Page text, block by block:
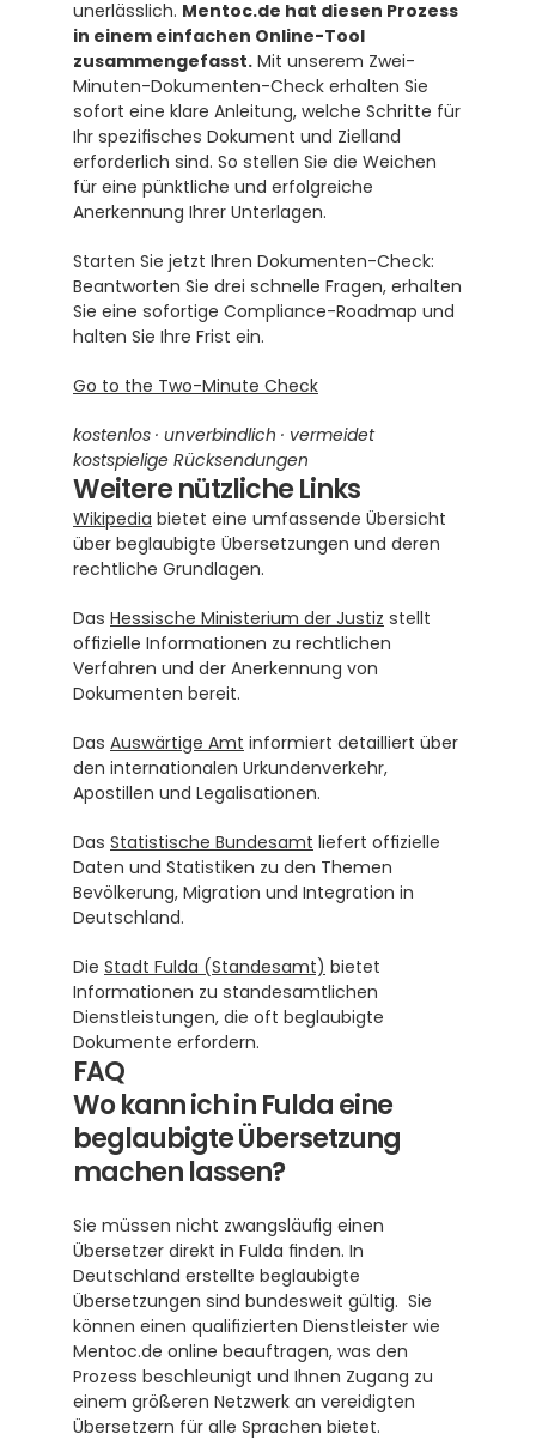
unerlässlich. Mentoc.de hat diesen Prozess
in einem einfachen Online-Tool
zusammengefasst. Mit unserem Zwei-
Minuten-Dokumenten-Check erhalten Sie
sofort eine klare Anleitung, welche Schritte für
Ihr spezifisches Dokument und Zielland
erforderlich sind. So stellen Sie die Weichen
für eine pünktliche und erfolgreiche
Anerkennung Ihrer Unterlagen.
Starten Sie jetzt Ihren Dokumenten-Check:
Beantworten Sie drei schnelle Fragen, erhalten
Sie eine sofortige Compliance-Roadmap und
halten Sie Ihre Frist ein.
Go to the Two-Minute Check
kostenlos · unverbindlich · vermeidet
kostspielige Rücksendungen
Weitere nützliche Links
Wikipedia bietet eine umfassende Übersicht
über beglaubigte Übersetzungen und deren
rechtliche Grundlagen.
Das Hessische Ministerium der Justiz stellt
offizielle Informationen zu rechtlichen
Verfahren und der Anerkennung von
Dokumenten bereit.
Das Auswärtige Amt informiert detailliert über
den internationalen Urkundenverkehr,
Apostillen und Legalisationen.
Das Statistische Bundesamt liefert offizielle
Daten und Statistiken zu den Themen
Bevölkerung, Migration und Integration in
Deutschland.
Die Stadt Fulda (Standesamt) bietet
Informationen zu standesamtlichen
Dienstleistungen, die oft beglaubigte
Dokumente erfordern.
FAQ
Wo kann ich in Fulda eine
beglaubigte Übersetzung
machen lassen?
Sie müssen nicht zwangsläufig einen
Übersetzer direkt in Fulda finden. In
Deutschland erstellte beglaubigte
Übersetzungen sind bundesweit gültig.  Sie
können einen qualifizierten Dienstleister wie
Mentoc.de online beauftragen, was den
Prozess beschleunigt und Ihnen Zugang zu
einem größeren Netzwerk an vereidigten
Übersetzern für alle Sprachen bietet.